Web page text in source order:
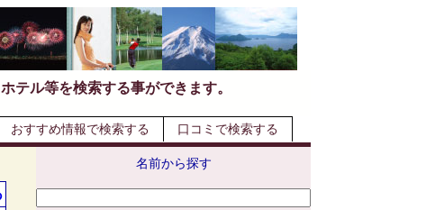
テル等を検索する事ができます。
おすすめ情報で検索する 口コミで検索する
名前から探す